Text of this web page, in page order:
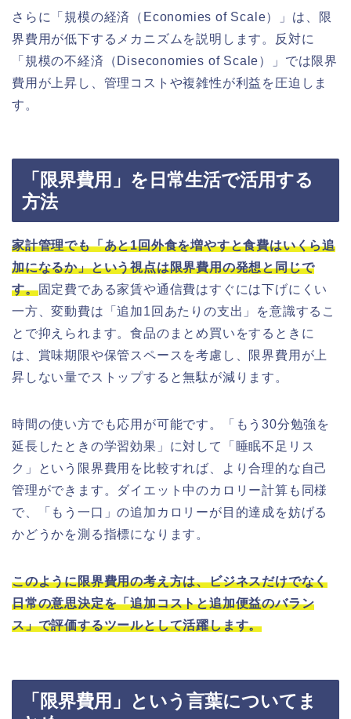
さらに「規模の経済（Economies of Scale）」は、限
界費用が低下するメカニズムを説明します。反対に
「規模の不経済（Diseconomies of Scale）」では限界
費用が上昇し、管理コストや複雑性が利益を圧迫しま
す。
「限界費用」を日常生活で活用する
方法
家計管理でも「あと1回外食を増やすと食費はいくら追
加になるか」という視点は限界費用の発想と同じで
す。固定費である家賃や通信費はすぐには下げにくい
一方、変動費は「追加1回あたりの支出」を意識するこ
とで抑えられます。食品のまとめ買いをするときに
は、賞味期限や保管スペースを考慮し、限界費用が上
昇しない量でストップすると無駄が減ります。
時間の使い方でも応用が可能です。「もう30分勉強を
延長したときの学習効果」に対して「睡眠不足リス
ク」という限界費用を比較すれば、より合理的な自己
管理ができます。ダイエット中のカロリー計算も同様
で、「もう一口」の追加カロリーが目的達成を妨げる
かどうかを測る指標になります。
このように限界費用の考え方は、ビジネスだけでなく
日常の意思決定を「追加コストと追加便益のバラン
ス」で評価するツールとして活躍します。
「限界費用」という言葉についてま